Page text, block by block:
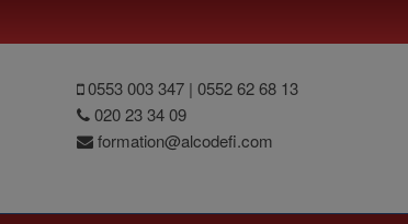
0553 003 347 | 0552 62 68 13
020 23 34 09
formation@alcodefi.com